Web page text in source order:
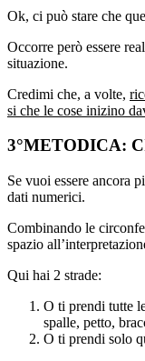
Ok, ci può stare che
Occorre però essere
situazione.
Credimi che, a volte,
si che le cose inizino
3°METODICA:
Se vuoi essere ancora
dati numerici.
Combinando le
spazio
Qui hai 2 strade:
O ti prendi tutte
spalle, petto,
O ti prendi solo